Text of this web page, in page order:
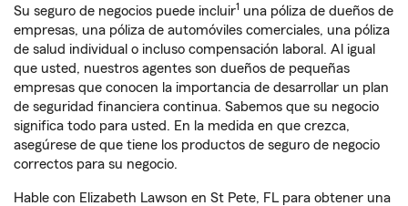
Su seguro de negocios puede incluir1 una póliza de dueños de
empresas, una póliza de automóviles comerciales, una póliza
de salud individual o incluso compensación laboral. Al igual
que usted, nuestros agentes son dueños de pequeñas
empresas que conocen la importancia de desarrollar un plan
de seguridad financiera continua. Sabemos que su negocio
significa todo para usted. En la medida en que crezca,
asegúrese de que tiene los productos de seguro de negocio
correctos para su negocio.
Hable con Elizabeth Lawson en St Pete, FL para obtener una